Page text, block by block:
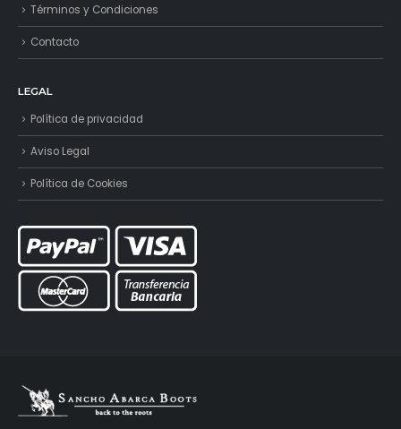
Términos y Condiciones
Contacto
LEGAL
Política de privacidad
Aviso Legal
Política de Cookies